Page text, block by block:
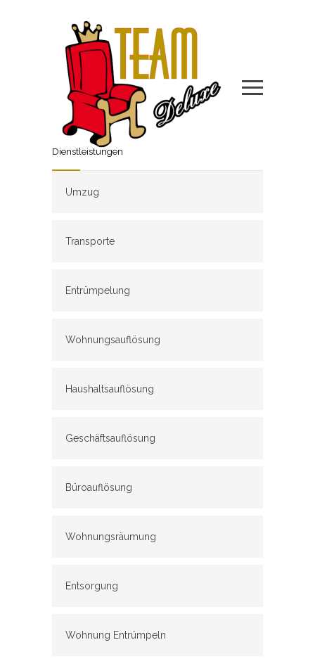
Dienstleistungen
Umzug
Transporte
Entrümpelung
Wohnungsauflösung
Haushaltsauflösung
Geschäftsauflösung
Büroauflösung
Wohnungsräumung
Entsorgung
Wohnung Entrümpeln